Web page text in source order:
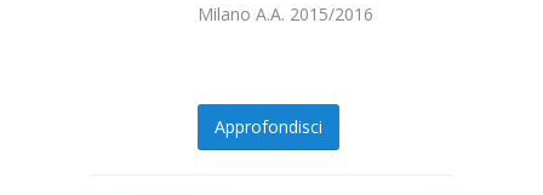
Milano A.A. 2015/2016
Approfondisci